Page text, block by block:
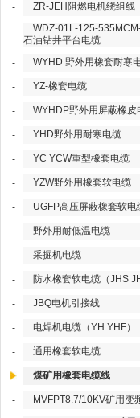
- ZR-JEH阻燃电机绕组线
-
WDZ-01L-125-
石油钻井平台电缆
-
WYHD 野外用橡套耐寒
- YZ-橡套电缆
- WYHDP野外用屏蔽橡皮
- YHD野外用耐寒电缆
- YC YCW重型橡套电缆
- YZW野外用橡套软电缆
- UGFP高压屏蔽橡套软电
- 野外用耐低温电缆
- 采掘机电缆
- 防水橡套软电缆（JHS
- JBQ电机引接线
- 电焊机电缆（YH YHF）
- 通用橡套软电缆
煤矿用橡套电缆线
- MVFPT8.7/10KV矿用变